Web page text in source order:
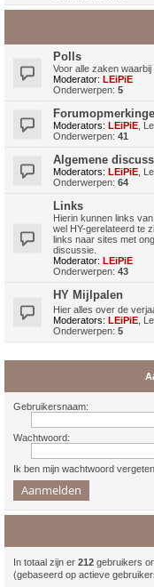
Polls
Voor alle zaken
Moderator: LEiPiE
Onderwerpen: 5
Moderators: LEiPiE
Onderwerpen: 41
Algemene
Moderators: LEiPiE
Onderwerpen: 64
Links
Hierin kunnen links
wel HY-gerelateerd te
links naar sites met
discussie.
Moderator: LEiPiE
Onderwerpen: 43
HY Mijlpalen
Hier alles over de
Moderators: LEiPiE
Onderwerpen: 5
Gebruikersnaam:
Wachtwoord:
Ik ben mijn wachtwoord vergeten
In totaal zijn er 212 gebruikers
(gebaseerd op actieve